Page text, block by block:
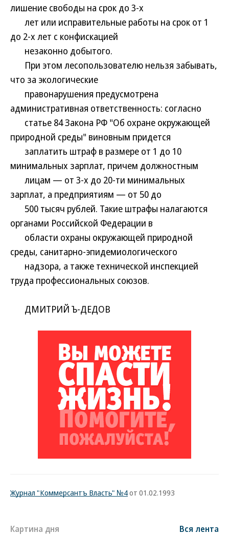
лишение свободы на срок до 3-х
лет или исправительные работы на срок от 1
до 2-х лет с конфискацией
незаконно добытого.
При этом лесопользователю нельзя забывать,
что за экологические
правонарушения предусмотрена
административная ответственность: согласно
статье 84 Закона РФ "Об охране окружающей
природной среды" виновным придется
заплатить штраф в размере от 1 до 10
минимальных зарплат, причем должностным
лицам — от 3-х до 20-ти минимальных
зарплат, а предприятиям — от 50 до
500 тысяч рублей. Такие штрафы налагаются
органами Российской Федерации в
области охраны окружающей природной
среды, санитарно-эпидемиологического
надзора, а также технической инспекцией
труда профессиональных союзов.
ДМИТРИЙ Ъ-ДЕДОВ
Журнал "Коммерсантъ Власть" №4от 01.02.1993
Картина дня Вся лента